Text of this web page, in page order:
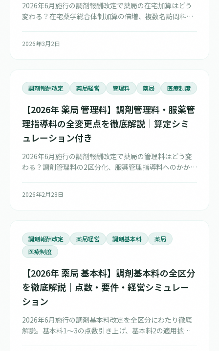
2026年6月施行の調剤報酬改定で薬局の在宅加算はどう
変わる？在宅薬学総合体制加算の倍増、複数名訪問料
ションと在宅参入ロードマップ付きで徹底解説します。
2026年3月2日
調剤報酬改定 薬局経営 管理料 薬局 医療制度
【2026年 薬局 管理料】調剤管理料・服薬管
理指導料の全変更点を徹底解説｜算定シミ
ュレーション付き
2026年6月施行の調剤報酬改定で薬局の管理料はどう変
わる？調剤管理料の2区分化、服薬管理指導料へのかかり
ともに徹底解説します。
2026年2月28日
調剤報酬改定 薬局経営 調剤基本料
薬局
医療制度
【2026年 薬局 基本料】調剤基本料の全区分
を徹底解説｜点数・要件・経営シミュレー
ション
2026年6月施行の調剤基本料改定を全区分にわたり徹底
解説。基本料1〜3の点数引き上げ、基本料2の適用拡